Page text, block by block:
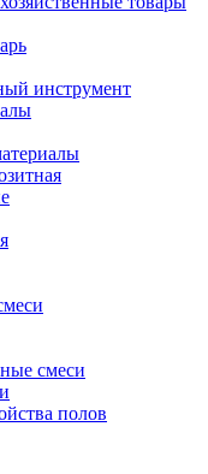
инструмент
смеси
полов